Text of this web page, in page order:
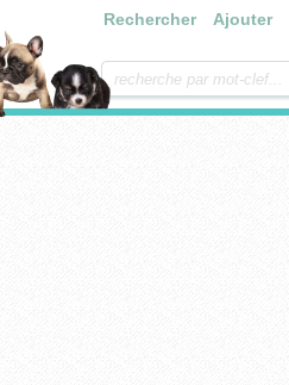
Rechercher Ajouter